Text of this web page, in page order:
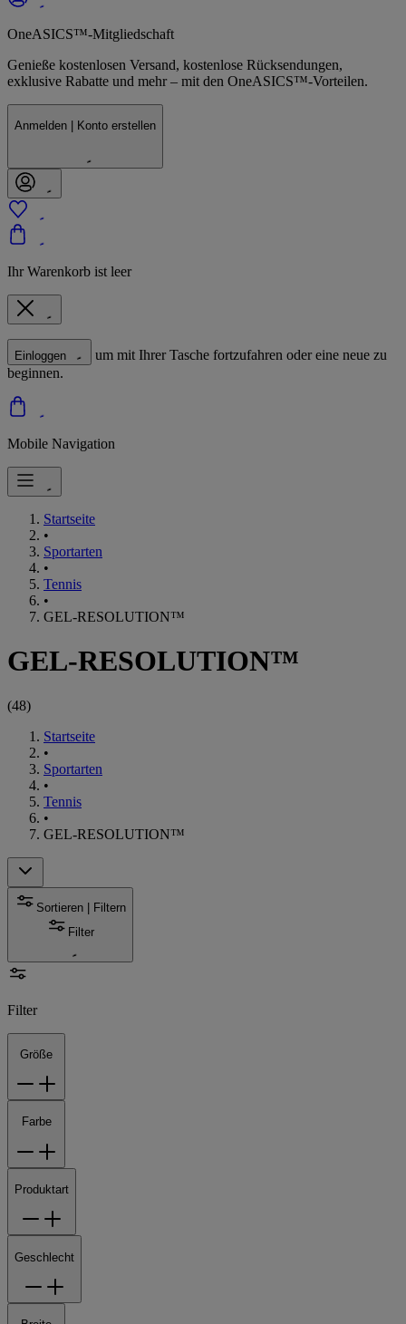
OneASICS™-Mitgliedschaft
Genieße kostenlosen Versand, kostenlose Rücksendungen,
exklusive Rabatte und mehr – mit den OneASICS™-Vorteilen.
Anmelden | Konto erstellen
Ihr Warenkorb ist leer
Einloggen
um mit Ihrer Tasche fortzufahren oder eine neue zu
beginnen.
Mobile Navigation
Startseite
•
Sportarten
•
Tennis
•
GEL-RESOLUTION™
GEL-RESOLUTION™
(48)
Startseite
•
Sportarten
•
Tennis
•
GEL-RESOLUTION™
Sortieren | Filtern
Filter
Filter
Größe
Farbe
Produktart
Geschlecht